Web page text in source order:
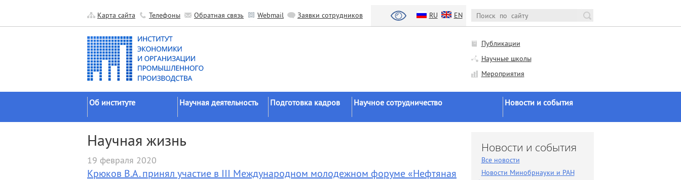
Карта сайта Телефоны Обратная связь Webmail Заявки сотрудников RU EN
Публикации
Научные школы
Мероприятия
Об институте
Официальные документы
История
Руководство
Научная деятельность
исследований
Прикладные разработки
Подготовка кадров
Диссертационные
Научное сотрудничество
Органы власти
Новости и события
Конференции и семинары
Научная жизнь
19 февраля 2020
Крюков В.А. принял участие в III Международном молодежном форуме «Нефтяная
Новости и события
Все новости
Новости Минобрнауки и РАН